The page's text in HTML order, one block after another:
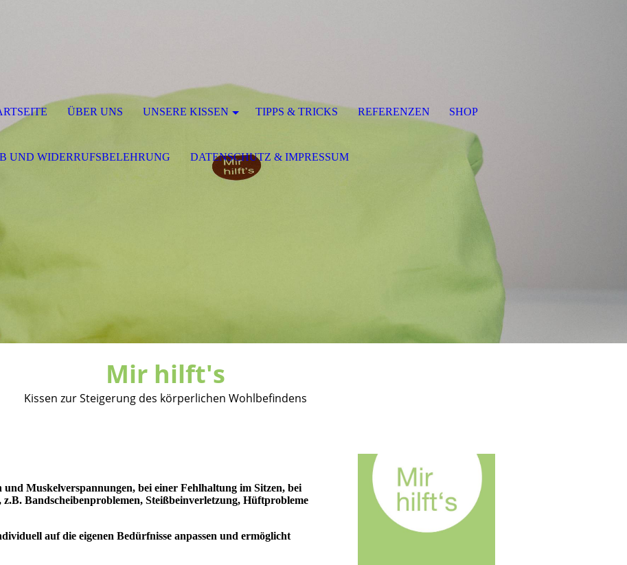
Mir hilft's
Kissen zur Steigerung des körperlichen Wohlbefindens
Muskelverspannungen, bei einer Fehlhaltung im Sitzen, bei
z.B. Bandscheibenproblemen, Steißbeinverletzung, Hüftprobleme
auf die eigenen Bedürfnisse anpassen und ermöglicht
ÜBER UNS UNSERE KISSEN TIPPS & TRICKS REFERENZEN SHOP
UND WIDERRUFSBELEHRUNG DATENSCHUTZ & IMPRESSUM